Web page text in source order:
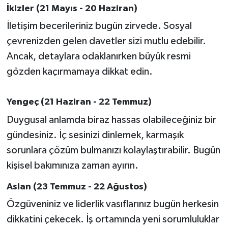
İkizler (21 Mayıs - 20 Haziran)
İletişim becerileriniz bugün zirvede. Sosyal
çevrenizden gelen davetler sizi mutlu edebilir.
Ancak, detaylara odaklanırken büyük resmi
gözden kaçırmamaya dikkat edin.
Yengeç (21 Haziran - 22 Temmuz)
Duygusal anlamda biraz hassas olabileceğiniz bir
gündesiniz. İç sesinizi dinlemek, karmaşık
sorunlara çözüm bulmanızı kolaylaştırabilir. Bugün
kişisel bakımınıza zaman ayırın.
Aslan (23 Temmuz - 22 Ağustos)
Özgüveniniz ve liderlik vasıflarınız bugün herkesin
dikkatini çekecek. İş ortamında yeni sorumluluklar
Resmi İlanlar
SAĞLIK
Savaştepe
SİYASET
Sındırgı
SPOR
SÜRMANŞET